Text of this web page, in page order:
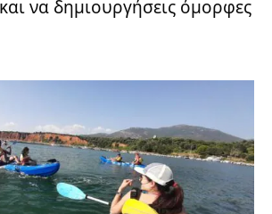
να δημιουργήσεις όμορφες